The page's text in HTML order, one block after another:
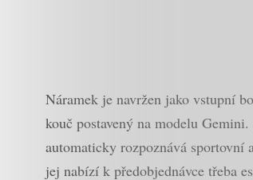
Náramek je navržen jako vstupní
kouč postavený na modelu Gemini.
automaticky rozpoznává
jej nabízí k předobjednávce třeba